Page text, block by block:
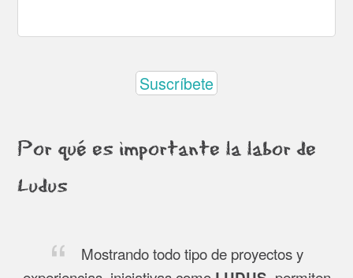
Suscríbete
Por qué es importante la labor de
Ludus
Mostrando todo tipo de proyectos y